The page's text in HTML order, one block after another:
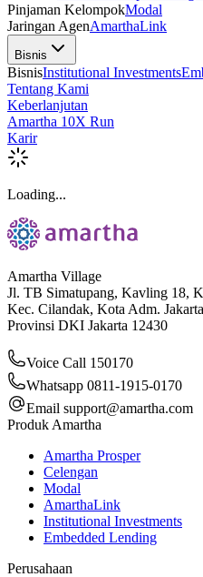
Pinjaman KelompokModal
Jaringan AgenAmarthaLink
Bisnis
BisnisInstitutional Investments
Tentang Kami
Keberlanjutan
Amartha 10X Run
Karir
Loading...
Amartha Village
Jl. TB Simatupang, Kavling 18,
Kec. Cilandak, Kota Adm.
Provinsi DKI Jakarta 12430
Voice Call 150170
Whatsapp 0811-1915-0170
Email support@amartha.com
Produk Amartha
Amartha Prosper
Celengan
Modal
AmarthaLink
Institutional Investments
Embedded Lending
Perusahaan